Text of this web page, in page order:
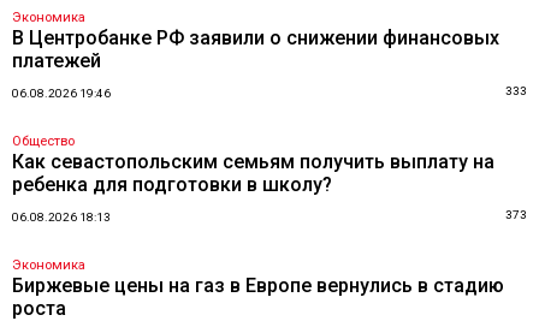
Экономика
В Центробанке РФ заявили о снижении финансовых
платежей
06.08.2026 19:46 333
Общество
Как севастопольским семьям получить выплату на
ребенка для подготовки в школу?
06.08.2026 18:13 373
Экономика
Биржевые цены на газ в Европе вернулись в стадию
роста